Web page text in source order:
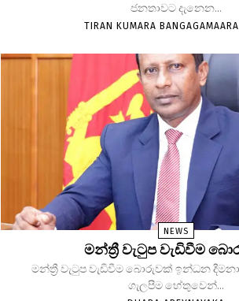
ජනතාවට දැනෙන...
TIRAN KUMARA
NEWS
මන්ත්‍රී වැටුප වැඩිවීම
මන්ත්‍රී වැටුප වැඩිවීම බොරුවක් ඉන්ධන
ගැලපීම හේතුවෙන්...